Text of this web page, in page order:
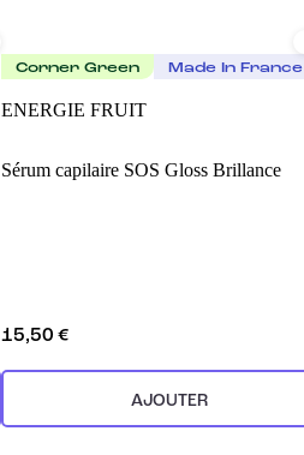
Corner Green Made In France
ENERGIE FRUIT
Sérum capilaire SOS Gloss Brillance
15,50 €
AJOUTER